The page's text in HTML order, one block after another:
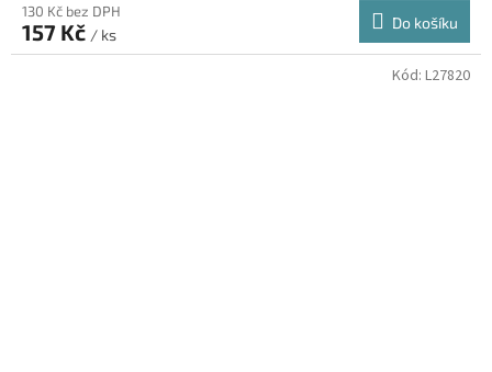
130 Kč bez DPH
157 Kč / ks
Do košíku
Kód: L27820